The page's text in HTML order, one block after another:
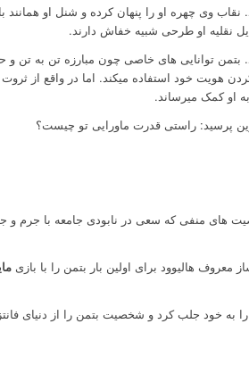
وی چهره او را پنهان کرده و شنل او
نقلیه او طرحی شبیه خفاش دارند.
بتمن توانایی های خاصی چون مبارزه تن به تن
خود استفاده میکند. اما در واقع از ثروت
او کمک میرساند.
پرسید: راستی قدرت ماورایی تو چیست؟
های منفی که سعی در نابودی جامعه با جرم
معروف هالیوود برای اولین بار بتمن را با بازی
به خود جلب کرد و شخصیت بتمن را از دنیای